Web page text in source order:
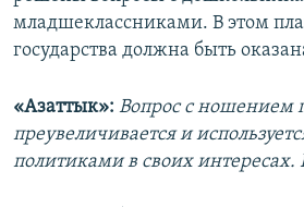
младшеклассниками. В этом
государства должна быть
«Азаттык»: Вопрос с ношением
преувеличивается и
политиками в своих интересах.